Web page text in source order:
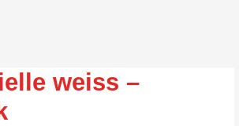
weiss –